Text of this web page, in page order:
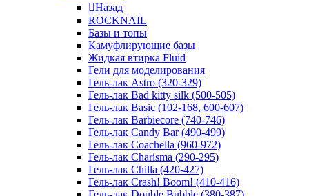
Назад
ROCKNAIL
Базы и топы
Камуфлирующие базы
Жидкая втирка Fluid
Гели для моделирования
Гель-лак Astro (320-329)
Гель-лак Bad kitty silk (500-505)
Гель-лак Basic (102-168, 600-607)
Гель-лак Barbiecore (740-746)
Гель-лак Candy Bar (490-499)
Гель-лак Coachella (960-972)
Гель-лак Charisma (290-295)
Гель-лак Chilla (420-427)
Гель-лак Crash! Boom! (410-416)